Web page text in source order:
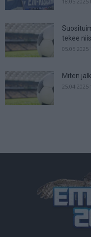
tekee
05.05.2025
Miten
25.04.2025